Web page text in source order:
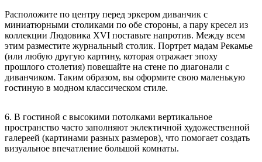
Расположите по центру перед эркером диванчик с
миниатюрными столиками по обе стороны, а пару кресел из
коллекции Людовика XVI поставьте напротив. Между всем
этим разместите журнальный столик. Портрет мадам Рекамье
(или любую другую картину, которая отражает эпоху
прошлого столетия) повешайте на стене по диагонали с
диванчиком. Таким образом, вы оформите свою маленькую
гостиную в модном классическом стиле.
6. В гостиной с высокими потолками вертикальное
пространство часто заполняют эклектичной художественной
галереей (картинами разных размеров), что помогает создать
визуальное впечатление большой комнаты.